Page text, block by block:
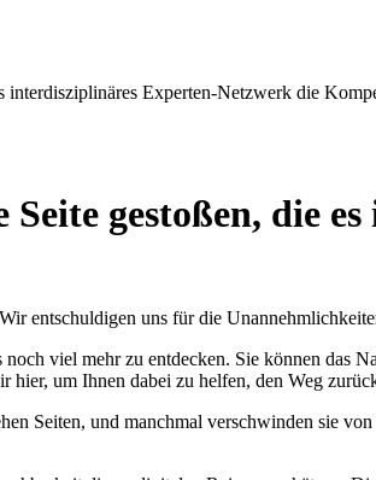
Experten-Netzwerk die
Seite gestoßen, die
entschuldigen uns für die
viel mehr zu entdecken. Sie können das
um Ihnen dabei zu helfen, den Weg
Seiten, und manchmal verschwinden sie